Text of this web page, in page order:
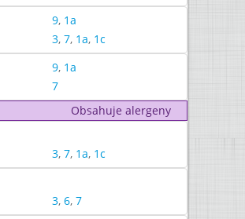
9, 1a
3, 7, 1a, 1c
9, 1a
7
Obsahuje alergeny
3, 7, 1a, 1c
3, 6, 7